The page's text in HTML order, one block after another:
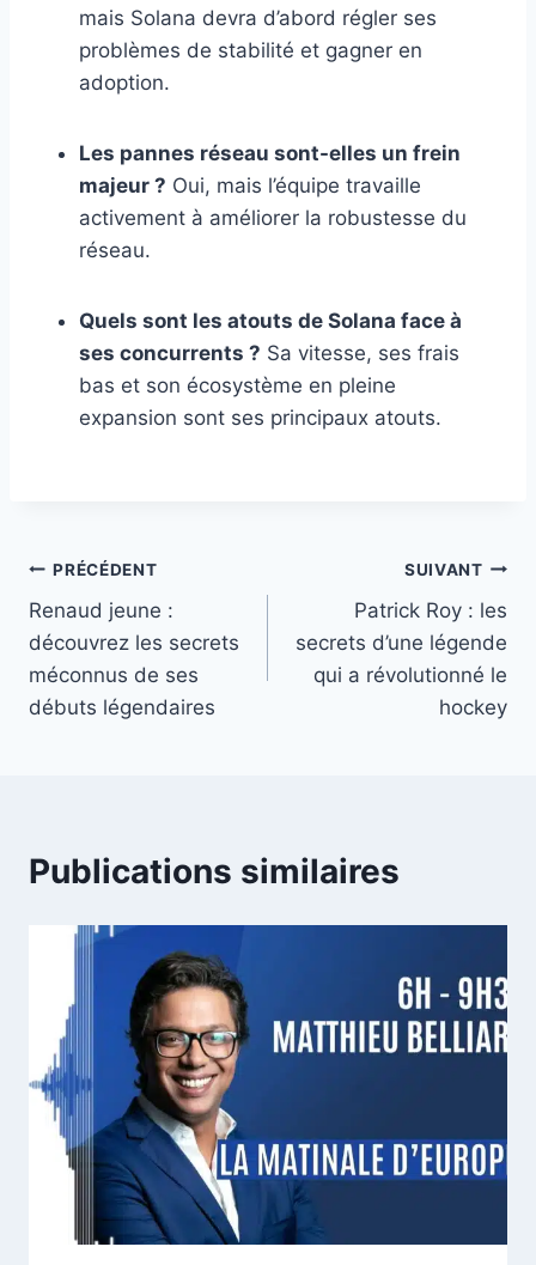
mais Solana devra d’abord régler ses
problèmes de stabilité et gagner en
adoption.
Les pannes réseau sont-elles un frein
majeur ? Oui, mais l’équipe travaille
activement à améliorer la robustesse du
réseau.
Quels sont les atouts de Solana face à
ses concurrents ? Sa vitesse, ses frais
bas et son écosystème en pleine
expansion sont ses principaux atouts.
Navigation
de
l’article
PRÉCÉDENT
Renaud jeune :
découvrez les secrets
méconnus de ses
débuts légendaires
SUIVANT
Patrick Roy : les
secrets d’une légende
qui a révolutionné le
hockey
Publications similaires